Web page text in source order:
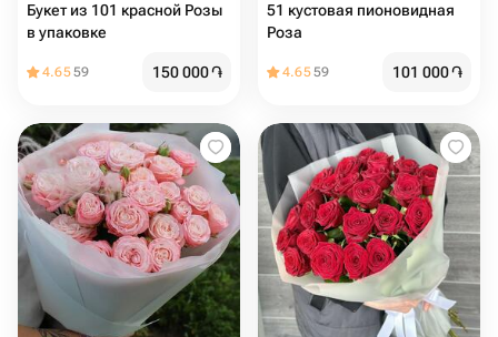
Букет из 101 красной Розы
в упаковке
4.6559 150 000֏
51 кустовая пионовидная
Роза
4.6559 101 000֏